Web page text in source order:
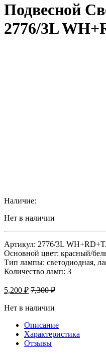
Подвесной
2776/3L
Наличие:
Нет в наличии
Артикул: 2776/3L
Основной цвет: красный/
Тип лампы: светодиодная,
Количество ламп: 3
5,200 ₽ 7,300₽
Нет в наличии
Описание
Характеристика
Отзывы